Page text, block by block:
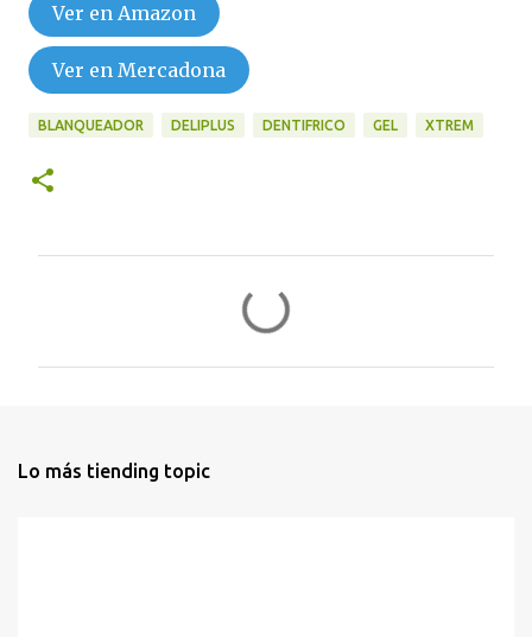
Ver en Amazon
Ver en Mercadona
BLANQUEADOR DELIPLUS DENTIFRICO GEL XTREM
Lo más tiending topic